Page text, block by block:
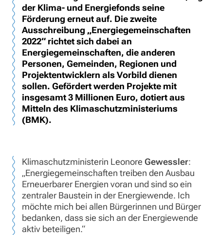
der Klima- und Energiefonds seine
Förderung erneut auf. Die zweite
Ausschreibung „Energiegemeinschaften
2022“ richtet sich dabei an
Energiegemeinschaften, die anderen
Personen, Gemeinden, Regionen und
Projektentwicklern als Vorbild dienen
sollen. Gefördert werden Projekte mit
insgesamt 3 Millionen Euro, dotiert aus
Mitteln des Klimaschutzministeriums
(BMK).
Klimaschutzministerin Leonore Gewessler:
„Energiegemeinschaften treiben den Ausbau
Erneuerbarer Energien voran und sind so ein
zentraler Baustein in der Energiewende. Ich
möchte mich bei allen Bürgerinnen und Bürger
bedanken, dass sie sich an der Energiewende
aktiv beteiligen.“